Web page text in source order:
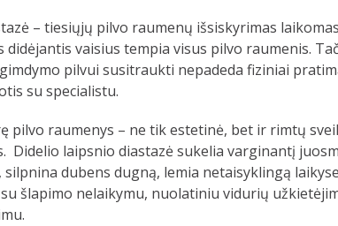
– tiesiųjų pilvo raumenų išsiskyrimas
didėjantis vaisius tempia visus pilvo raumenis.
pilvui susitraukti nepadeda fiziniai
su specialistu.
pilvo raumenys – ne tik estetinė, bet ir rimtų
Didelio laipsnio diastazė sukelia varginantį
silpnina dubens dugną, lemia netaisyklingą
šlapimo nelaikymu, nuolatiniu vidurių